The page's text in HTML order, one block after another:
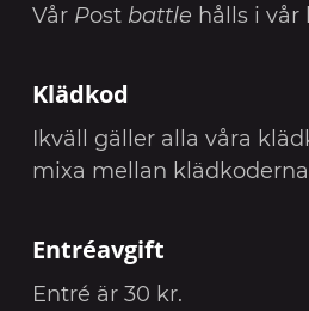
Vår Post battle hålls i vår
Klädkod
Ikväll gäller alla våra
mixa mellan
Entréavgift
Entré är 30 kr.